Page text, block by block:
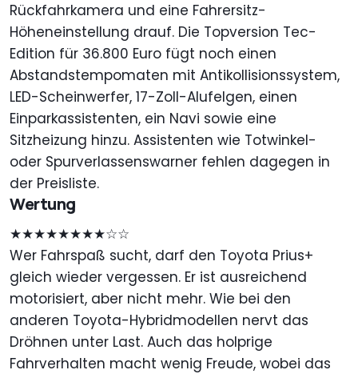
Rückfahrkamera und eine Fahrersitz-
Höheneinstellung drauf. Die Topversion Tec-
Edition für 36.800 Euro fügt noch einen
Abstandstempomaten mit Antikollisionssystem,
LED-Scheinwerfer, 17-Zoll-Alufelgen, einen
Einparkassistenten, ein Navi sowie eine
Sitzheizung hinzu. Assistenten wie Totwinkel-
oder Spurverlassenswarner fehlen dagegen in
der Preisliste.
Wertung
★★★★★★★★☆☆
Wer Fahrspaß sucht, darf den Toyota Prius+
gleich wieder vergessen. Er ist ausreichend
motorisiert, aber nicht mehr. Wie bei den
anderen Toyota-Hybridmodellen nervt das
Dröhnen unter Last. Auch das holprige
Fahrverhalten macht wenig Freude, wobei das